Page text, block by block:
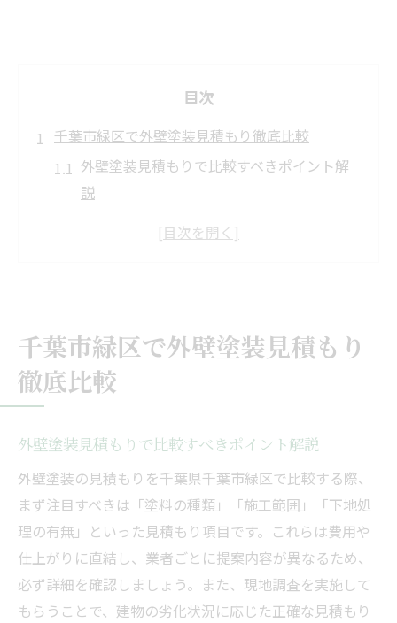
目次
千葉市緑区で外壁塗装見積もり徹底比較
外壁塗装見積もりで比較すべきポイント解
説
千葉市緑区の外壁塗装業者選びの基準
法
外壁塗装なら費用内訳もチェックが重要
外壁塗装見積もりの費用内訳を徹底解説
外壁塗装費用が高くなる要因と対策方法
外壁塗装見積もりで追加費用を抑えるコツ
安心施工を目指す外壁塗装見積もり術
外壁塗装見積もりで現地調査の重要性を確
認
千葉市緑区で外壁塗装見積もり
徹底比較
外壁塗装見積もりで比較すべきポイント解説
外壁塗装の見積もりを千葉県千葉市緑区で比較する際、
まず注目すべきは「塗料の種類」「施工範囲」「下地処
理の有無」といった見積もり項目です。これらは費用や
仕上がりに直結し、業者ごとに提案内容が異なるため、
必ず詳細を確認しましょう。また、現地調査を実施して
もらうことで、建物の劣化状況に応じた正確な見積もり